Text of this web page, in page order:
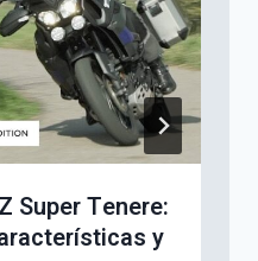
Super Tenere:
y